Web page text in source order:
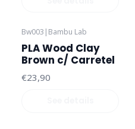
Bw003 | Bambu Lab
PLA Wood Clay
Brown c/ Carretel
€23,90